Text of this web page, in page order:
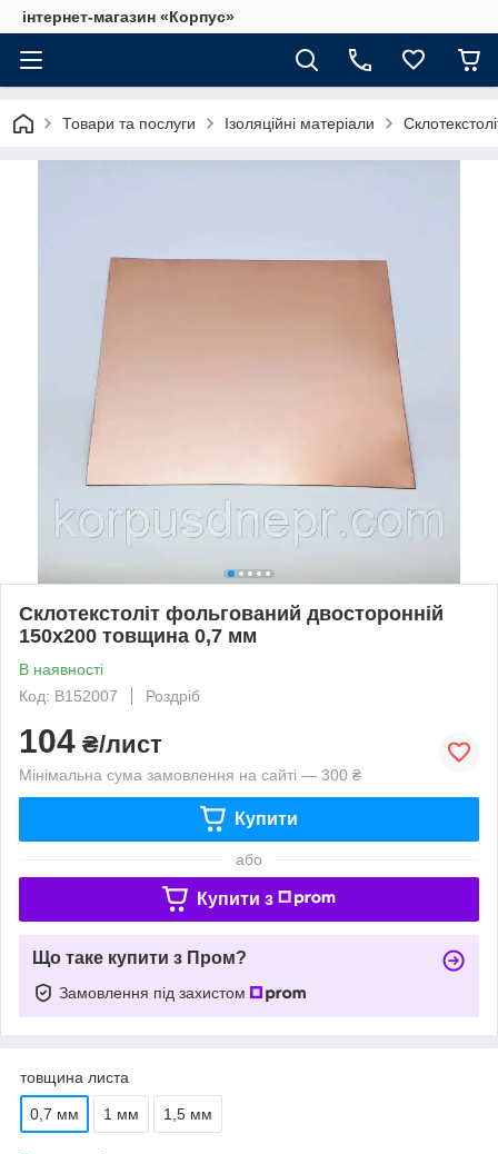
інтернет-магазин «Корпус»
Товари та послуги Ізоляційні матеріали
Склотекстоліт фольгований двосторонній
150х200 товщина 0,7 мм
В наявності
Код: B152007
Роздріб
104 ₴/лист
Мінімальна сума замовлення на сайті — 300 ₴
Купити
або
Купити з
Що таке купити з Пром?
Замовлення під захистом
товщина листа
0,7 мм 1 мм 1,5 мм